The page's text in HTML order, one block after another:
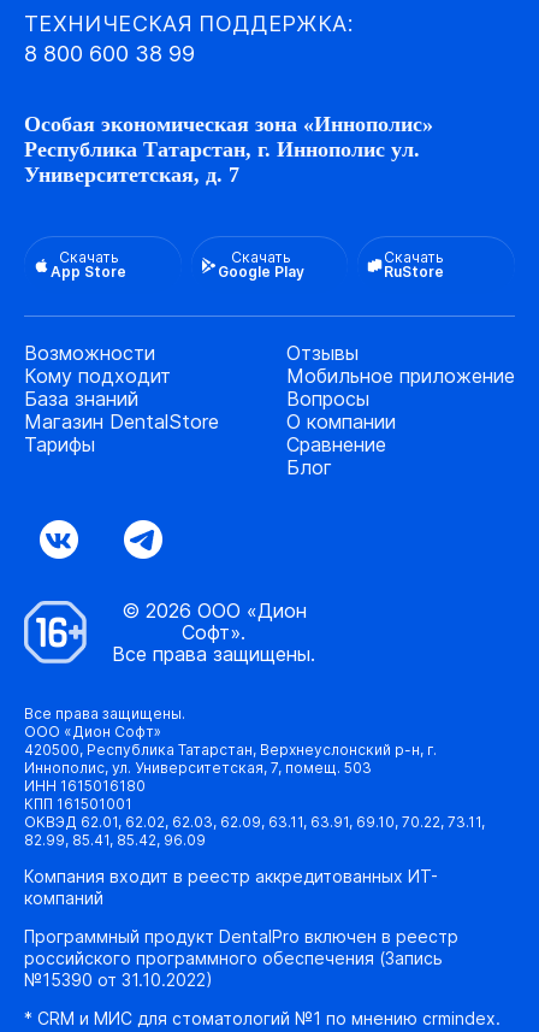
ТЕХНИЧЕСКАЯ ПОДДЕРЖКА:
8 800 600 38 99
Особая экономическая зона «Иннополис»
Республика Татарстан, г. Иннополис ул.
Университетская, д. 7
Скачать
App Store
Скачать
Google Play
Скачать
RuStore
Возможности
Кому подходит
База знаний
Магазин DentalStore
Тарифы
Отзывы
Мобильное приложение
Вопросы
О компании
Сравнение
Блог
© 2026 ООО «Дион
Софт».
Все права защищены.
Все права защищены.
ООО «Дион Софт»
420500, Республика Татарстан, Верхнеуслонский р-н, г.
Иннополис, ул. Университетская, 7, помещ. 503
ИНН 1615016180
КПП 161501001
ОКВЭД 62.01, 62.02, 62.03, 62.09, 63.11, 63.91, 69.10, 70.22, 73.11,
82.99, 85.41, 85.42, 96.09
Компания входит в реестр аккредитованных ИТ-
компаний
Программный продукт DentalPro включен в реестр
российского программного обеспечения (Запись
№15390 от 31.10.2022)
* CRM и МИС для стоматологий №1 по мнению crmindex.